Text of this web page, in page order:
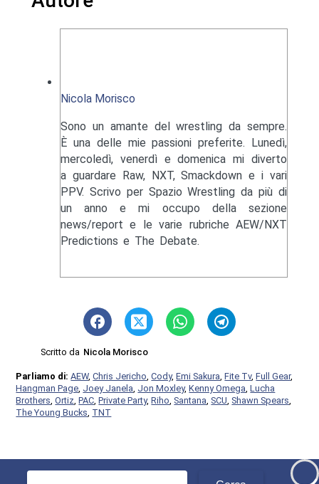
Nicola Morisco
Sono un amante del wrestling da sempre.
È una delle mie passioni preferite. Lunedì,
mercoledì, venerdì e domenica mi diverto
a guardare Raw, NXT, Smackdown e i vari
PPV. Scrivo per Spazio Wrestling da più di
un anno e mi occupo della sezione
news/report e le varie rubriche AEW/NXT
Predictions e The Debate.
Scritto da Nicola Morisco
Parliamo di:AEW,Chris Jericho ,Cody,Emi Sakura ,Fite Tv,Full Gear,
Hangman Page Joey Janela Jon Moxley,Kenny Omega ,Lucha
Brothers ,Ortiz ,PAC ,Private Party,Riho ,Santana ,SCU ,Shawn Spears
The Young Bucks TNT